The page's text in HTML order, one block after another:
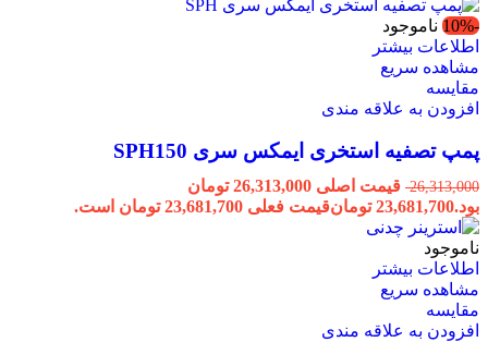
-10%
ناموجود
اطلاعات بیشتر
مشاهده سریع
مقایسه
افزودن به علاقه مندی
پمپ تصفیه استخری ایمکس سری SPH150
26,313,000
قیمت اصلی 26,313,000 تومان
بود.23,681,700 تومانقیمت فعلی 23,681,700 تومان است.
ناموجود
اطلاعات بیشتر
مشاهده سریع
مقایسه
افزودن به علاقه مندی